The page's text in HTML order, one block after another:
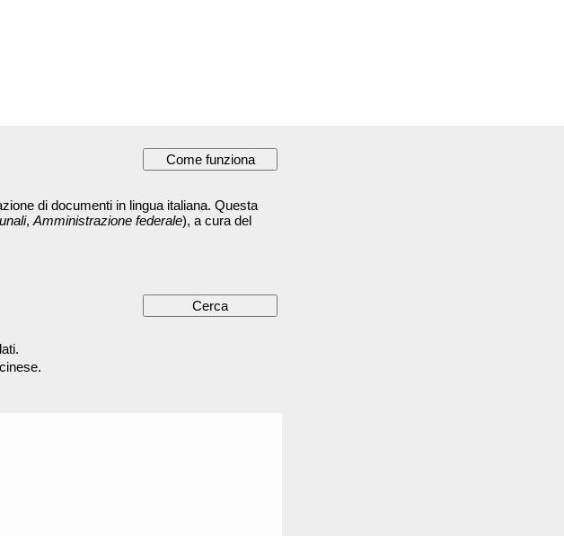
di documenti in lingua italiana. Questa
, Amministrazione federale), a cura del